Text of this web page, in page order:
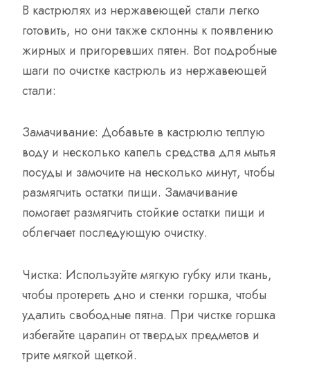
В кастрюлях из нержавеющей стали легко
готовить, но они также склонны к появлению
жирных и пригоревших пятен. Вот подробные
шаги по очистке кастрюль из нержавеющей
стали:
Замачивание: Добавьте в кастрюлю теплую
воду и несколько капель средства для мытья
посуды и замочите на несколько минут, чтобы
размягчить остатки пищи. Замачивание
помогает размягчить стойкие остатки пищи и
облегчает последующую очистку.
Чистка: Используйте мягкую губку или ткань,
чтобы протереть дно и стенки горшка, чтобы
удалить свободные пятна. При чистке горшка
избегайте царапин от твердых предметов и
трите мягкой щеткой.